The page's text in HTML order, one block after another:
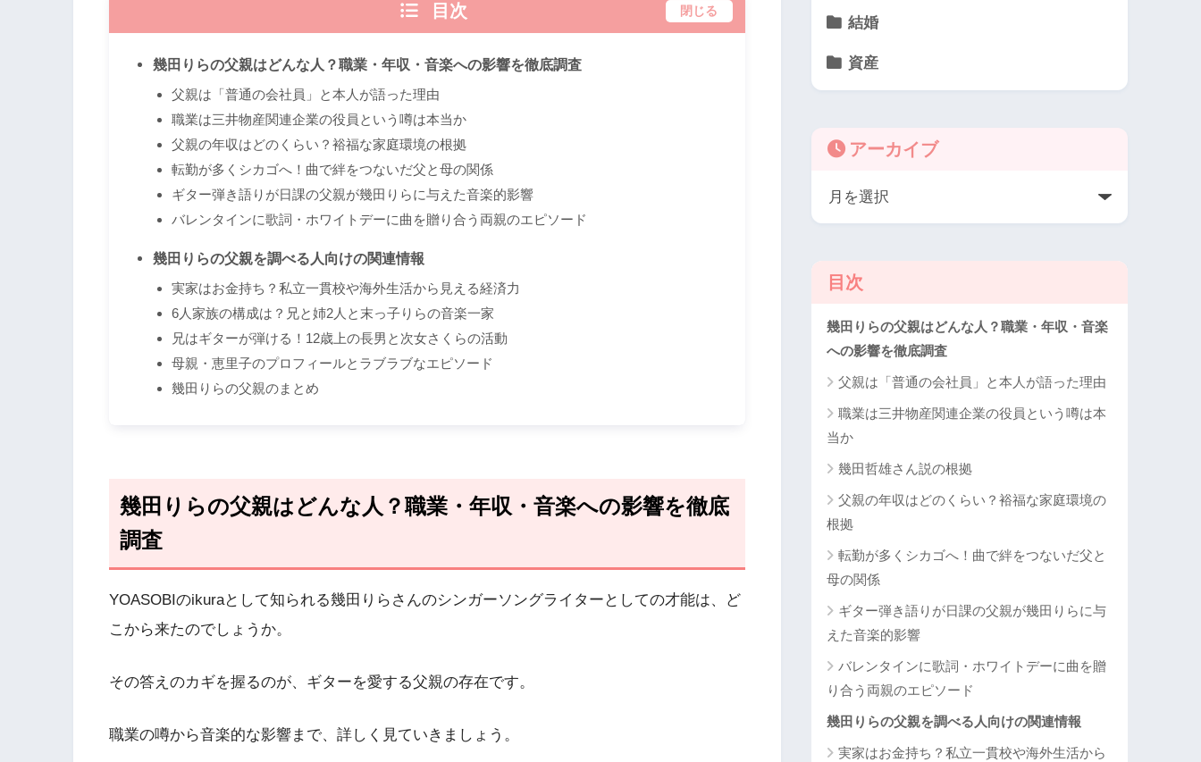
目次 閉じる
幾田りらの父親はどんな人？職業・年収・音楽への影響を徹底調査
父親は「普通の会社員」と本人が語った理由
職業は三井物産関連企業の役員という噂は本当か
父親の年収はどのくらい？裕福な家庭環境の根拠
転勤が多くシカゴへ！曲で絆をつないだ父と母の関係
ギター弾き語りが日課の父親が幾田りらに与えた音楽的影響
バレンタインに歌詞・ホワイトデーに曲を贈り合う両親のエピソード
幾田りらの父親を調べる人向けの関連情報
実家はお金持ち？私立一貫校や海外生活から見える経済力
6人家族の構成は？兄と姉2人と末っ子りらの音楽一家
兄はギターが弾ける！12歳上の長男と次女さくらの活動
母親・恵里子のプロフィールとラブラブなエピソード
幾田りらの父親のまとめ
幾田りらの父親はどんな人？職業・年収・音楽への影響を徹底
調査
YOASOBIのikuraとして知られる幾田りらさんのシンガーソングライターとしての才能は、ど
こから来たのでしょうか。
その答えのカギを握るのが、ギターを愛する父親の存在です。
職業の噂から音楽的な影響まで、詳しく見ていきましょう。
結婚
資産
アーカイブ
目次
幾田りらの父親はどんな人？職業・年収・音楽
への影響を徹底調査
父親は「普通の会社員」と本人が語った理由
職業は三井物産関連企業の役員という噂は本
当か
幾田哲雄さん説の根拠
父親の年収はどのくらい？裕福な家庭環境の
根拠
転勤が多くシカゴへ！曲で絆をつないだ父と
母の関係
ギター弾き語りが日課の父親が幾田りらに与
えた音楽的影響
バレンタインに歌詞・ホワイトデーに曲を贈
り合う両親のエピソード
幾田りらの父親を調べる人向けの関連情報
実家はお金持ち？私立一貫校や海外生活から